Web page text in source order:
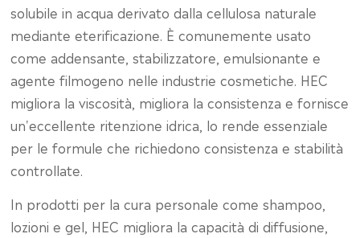
solubile in acqua derivato dalla cellulosa naturale
mediante eterificazione. È comunemente usato
come addensante, stabilizzatore, emulsionante e
agente filmogeno nelle industrie cosmetiche. HEC
migliora la viscosità, migliora la consistenza e fornisce
un'eccellente ritenzione idrica, lo rende essenziale
per le formule che richiedono consistenza e stabilità
controllate.
In prodotti per la cura personale come shampoo,
lozioni e gel, HEC migliora la capacità di diffusione,